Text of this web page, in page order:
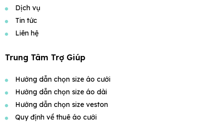
Dịch vụ
Tin tức
Liên hệ
Trung Tâm Trợ Giúp
Hướng dẫn chọn size áo cưới
Hướng dẫn chọn size áo dài
Hướng dẫn chọn size veston
Quy định về thuê áo cưới